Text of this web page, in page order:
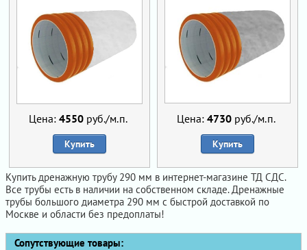
Цена: 4550руб./м.п.
Купить
Цена: 4730руб./м.п.
Купить
Купить дренажную трубу 290 мм в интернет-магазине ТД СДС.
Все трубы есть в наличии на собственном складе. Дренажные
трубы большого диаметра 290 мм с быстрой доставкой по
Москве и области без предоплаты!
Сопутствующие товары: